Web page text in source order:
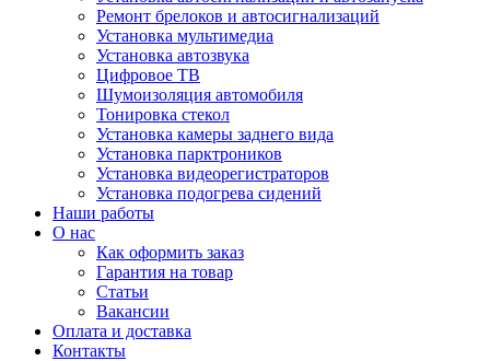
Ремонт брелоков и автосигнализаций
Установка мультимедиа
Установка автозвука
Цифровое ТВ
Шумоизоляция автомобиля
Тонировка стекол
Установка камеры заднего вида
Установка парктроников
Установка видеорегистраторов
Установка подогрева сидений
Наши работы
О нас
Как оформить заказ
Гарантия на товар
Статьи
Вакансии
Оплата и доставка
Контакты